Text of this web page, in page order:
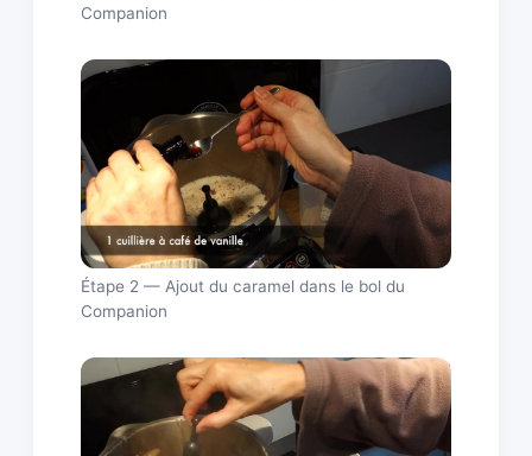
Companion
Étape 2 — Ajout du caramel dans le bol du
Companion